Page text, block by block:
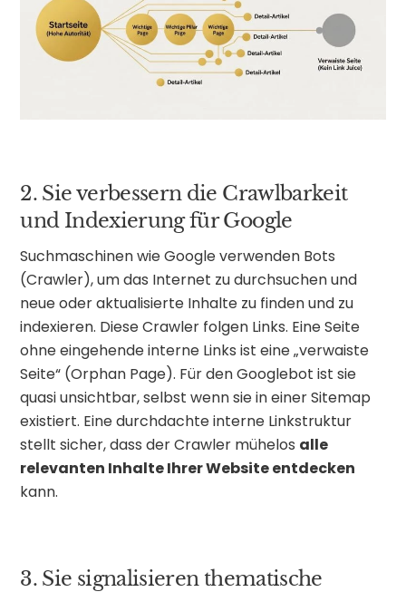
2. Sie verbessern die Crawlbarkeit
und Indexierung für Google
Suchmaschinen wie Google verwenden Bots
(Crawler), um das Internet zu durchsuchen und
neue oder aktualisierte Inhalte zu finden und zu
indexieren. Diese Crawler folgen Links. Eine Seite
ohne eingehende interne Links ist eine „verwaiste
Seite“ (Orphan Page). Für den Googlebot ist sie
quasi unsichtbar, selbst wenn sie in einer Sitemap
existiert. Eine durchdachte interne Linkstruktur
stellt sicher, dass der Crawler mühelos alle
relevanten Inhalte Ihrer Website entdecken
kann.
3. Sie signalisieren thematische